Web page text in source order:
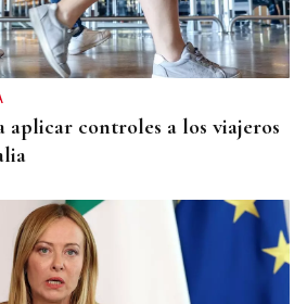
aplicar controles a los viajeros